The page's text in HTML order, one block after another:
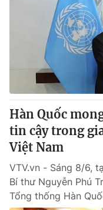
Hàn Quốc
tin cậy trong
Việt Nam
VTV.vn - Sáng 8/6,
Bí thư Nguyễn Phú
Tổng thống Hàn